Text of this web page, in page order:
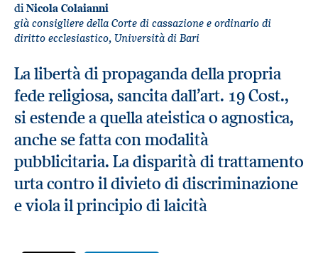
diNicola Colaianni
già consigliere della Corte di cassazione e ordinario di
diritto ecclesiastico, Università di Bari
La libertà di propaganda della propria
fede religiosa, sancita dall’art. 19 Cost.,
si estende a quella ateistica o agnostica,
anche se fatta con modalità
pubblicitaria. La disparità di trattamento
urta contro il divieto di discriminazione
e viola il principio di laicità